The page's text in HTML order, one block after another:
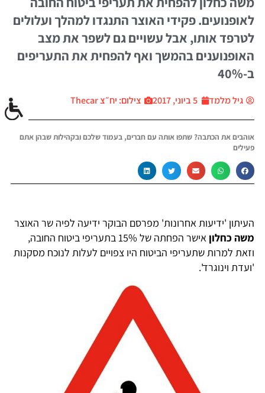
לאופנועים. פקידי האוצר התנגדו למהלך ועלולים
לטרפד אותו, אבל עשויים גם לשפר את מצב
האופנוענים בהמשך ואף להפחית את התעריפים
ב-40%
גיל מלמד 5 ביוני, 2017 צילום: יח״צ Thecar
אוהבים את הכתבה? שתפו אותה עם חברים, בעמוד שלכם ובקהילות שבהן אתם
פעילים
העיתון 'ידיעות אחרונות' מפרסם הבוקר ידיעה לפיה שר האוצר
משה כחלון
אישר הפחתה של 15% בתעריפי ביטוח החובה,
וזאת למרות שתעריפי הביטוח היו צפויים לעלות לנוכח מסקנות
'ועדת וינוגרד'.